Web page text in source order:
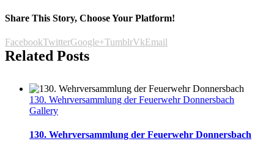
Share This Story, Choose Your Platform!
FacebookTwitterGoogle+TumblrVkEmail
Related Posts
130. Wehrversammlung der Feuerwehr Donnersbach
Gallery
130. Wehrversammlung der Feuerwehr Donnersbach